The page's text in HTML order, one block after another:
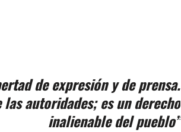
de expresión y de prensa.
autoridades; es un derecho
inalienable del pueblo”